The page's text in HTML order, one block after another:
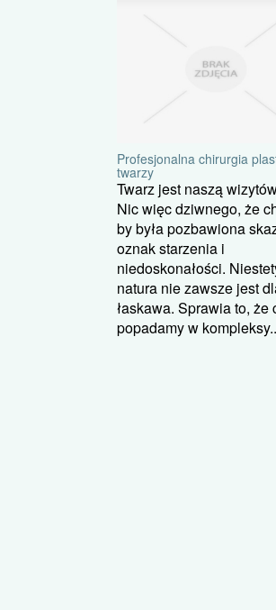
Profesjonalna chirurgia
twarzy
Twarz jest naszą
Nic więc dziwnego, że
by była pozbawiona
oznak starzenia i
niedoskonałości.
natura nie zawsze jest
łaskawa. Sprawia to, że
popadamy w